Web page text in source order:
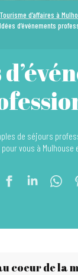
Tourisme d’affaires à
Idées d’événements
de séjours
vous à Mulhouse
coeur de la